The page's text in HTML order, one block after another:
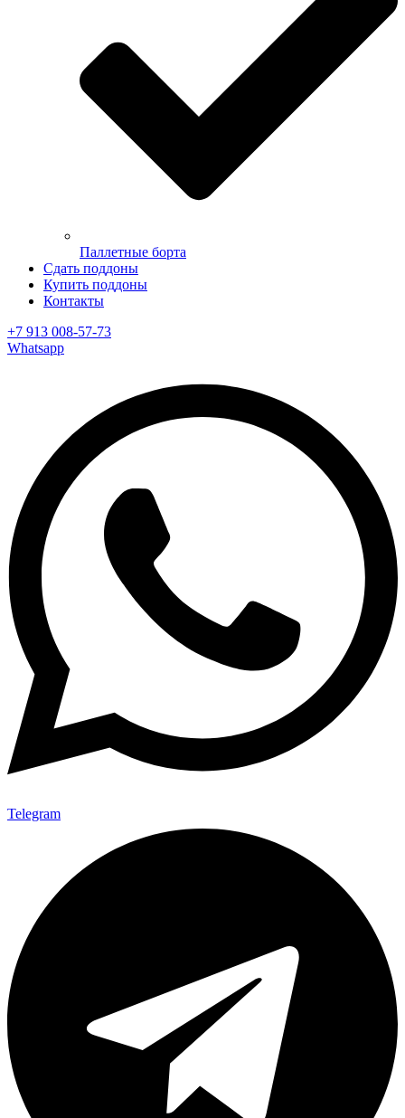
Паллетные борта
Сдать поддоны
Купить поддоны
Контакты
+7 913 008-57-73
Whatsapp
Telegram